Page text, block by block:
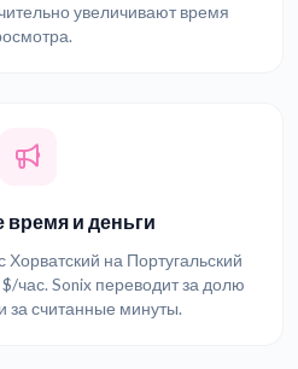
увеличивают время
время и деньги
Хорватский на Португальский
час. Sonix переводит за долю
за считанные минуты.